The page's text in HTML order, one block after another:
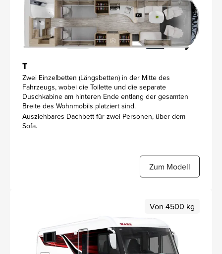
T
Zwei Einzelbetten (Längsbetten) in der Mitte des
Fahrzeugs, wobei die Toilette und die separate
Duschkabine am hinteren Ende entlang der gesamten
Breite des Wohnmobils platziert sind.
Ausziehbares Dachbett für zwei Personen, über dem
Sofa.
Zum Modell
Von 4500 kg